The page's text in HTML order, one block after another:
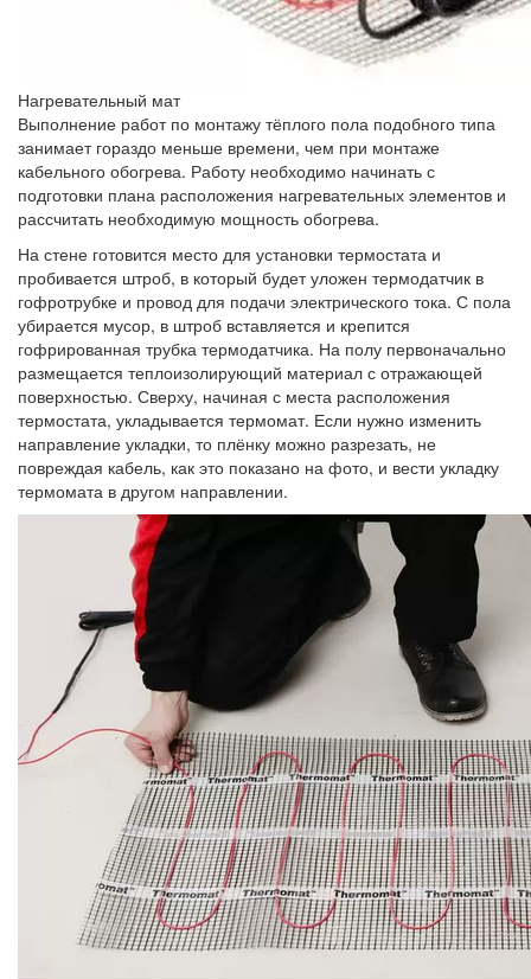
Нагревательный мат
Выполнение работ по монтажу тёплого пола подобного типа
занимает гораздо меньше времени, чем при монтаже
кабельного обогрева. Работу необходимо начинать с
подготовки плана расположения нагревательных элементов и
рассчитать необходимую мощность обогрева.
На стене готовится место для установки термостата и
пробивается штроб, в который будет уложен термодатчик в
гофротрубке и провод для подачи электрического тока. С пола
убирается мусор, в штроб вставляется и крепится
гофрированная трубка термодатчика. На полу первоначально
размещается теплоизолирующий материал с отражающей
поверхностью. Сверху, начиная с места расположения
термостата, укладывается термомат. Если нужно изменить
направление укладки, то плёнку можно разрезать, не
повреждая кабель, как это показано на фото, и вести укладку
термомата в другом направлении.